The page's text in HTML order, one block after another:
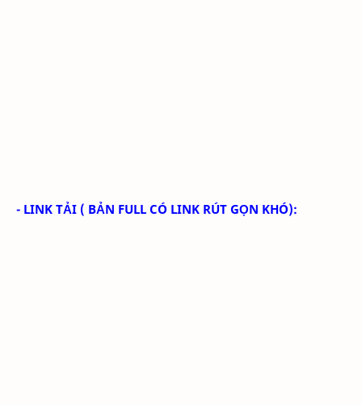
- LINK TẢI ( BẢN FULL CÓ LINK RÚT GỌN KHÓ):